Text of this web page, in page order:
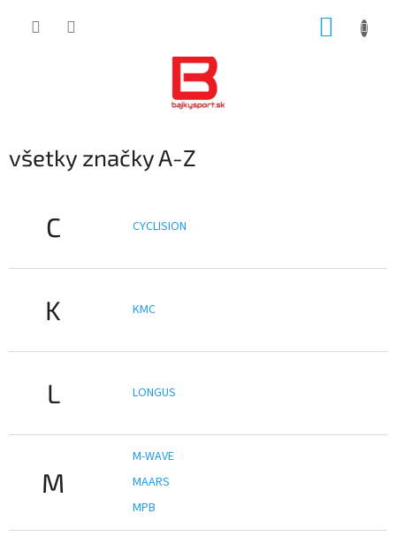
všetky značky A-Z
C CYCLISION
K KMC
L LONGUS
M
M-WAVE
MAARS
MPB